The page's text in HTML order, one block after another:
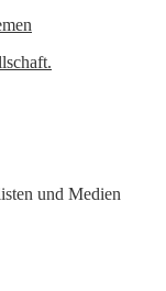
und Medien